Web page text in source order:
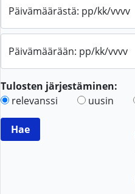
Päivämäärästä: pp/kk/vvvv
Päivämäärään: pp/kk/vvvv
Tulosten järjestäminen:
relevanssi
uusin